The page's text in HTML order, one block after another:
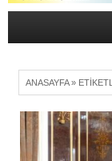
ANASAYFA»